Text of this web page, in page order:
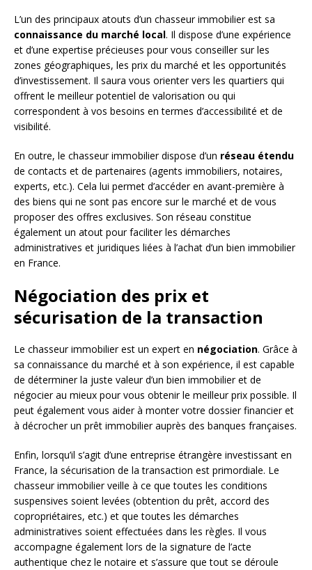
L’un des principaux atouts d’un chasseur immobilier est sa
connaissance du marché local. Il dispose d’une expérience
et d’une expertise précieuses pour vous conseiller sur les
zones géographiques, les prix du marché et les opportunités
d’investissement. Il saura vous orienter vers les quartiers qui
offrent le meilleur potentiel de valorisation ou qui
correspondent à vos besoins en termes d’accessibilité et de
visibilité.
En outre, le chasseur immobilier dispose d’un réseau étendu
de contacts et de partenaires (agents immobiliers, notaires,
experts, etc.). Cela lui permet d’accéder en avant-première à
des biens qui ne sont pas encore sur le marché et de vous
proposer des offres exclusives. Son réseau constitue
également un atout pour faciliter les démarches
administratives et juridiques liées à l’achat d’un bien immobilier
en France.
Négociation des prix et
sécurisation de la transaction
Le chasseur immobilier est un expert en négociation. Grâce à
sa connaissance du marché et à son expérience, il est capable
de déterminer la juste valeur d’un bien immobilier et de
négocier au mieux pour vous obtenir le meilleur prix possible. Il
peut également vous aider à monter votre dossier financier et
à décrocher un prêt immobilier auprès des banques françaises.
Enfin, lorsqu’il s’agit d’une entreprise étrangère investissant en
France, la sécurisation de la transaction est primordiale. Le
chasseur immobilier veille à ce que toutes les conditions
suspensives soient levées (obtention du prêt, accord des
copropriétaires, etc.) et que toutes les démarches
administratives soient effectuées dans les règles. Il vous
accompagne également lors de la signature de l’acte
authentique chez le notaire et s’assure que tout se déroule